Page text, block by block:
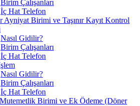
Birim Çalışanları
İç Hat Telefon
Ayniyat Birimi ve Taşınır Kayıt Kontrol
Nasıl Gidilir?
Birim Çalışanları
İç Hat Telefon
Nasıl Gidilir?
Birim Çalışanları
İç Hat Telefon
Birimi ve Ek Ödeme (Döner